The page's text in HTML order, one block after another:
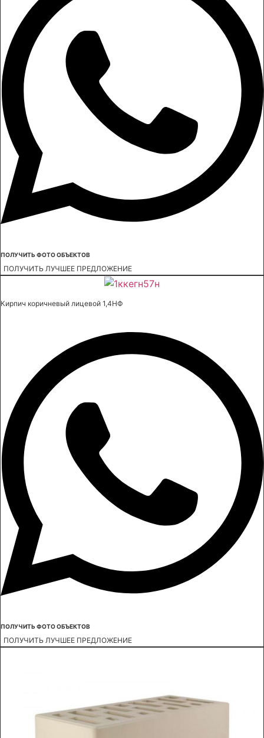
ПОЛУЧИТЬ ФОТО ОБЪЕКТОВ
ПОЛУЧИТЬ ЛУЧШЕЕ ПРЕДЛОЖЕНИЕ
Кирпич коричневый лицевой 1,4НФ
ПОЛУЧИТЬ ФОТО ОБЪЕКТОВ
ПОЛУЧИТЬ ЛУЧШЕЕ ПРЕДЛОЖЕНИЕ